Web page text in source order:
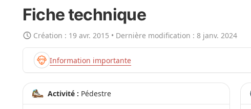
n
g
r
a
n
d
Fiche technique
Création : 19 avr. 2015 • Dernière modification :8 janv. 2024
Information importante
Activité : Pédestre